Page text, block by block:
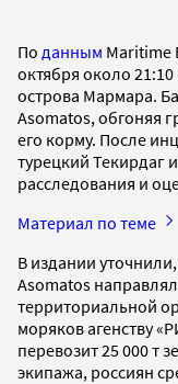
По данным Maritime
октября около 21:10
острова Мармара.
Asomatos, обгоняя
его корму. После
турецкий Текирдаг
расследования и
Материал по теме
В издании
Asomatos
территориальной
моряков агенству
перевозит 25 000 т
экипажа, россиян